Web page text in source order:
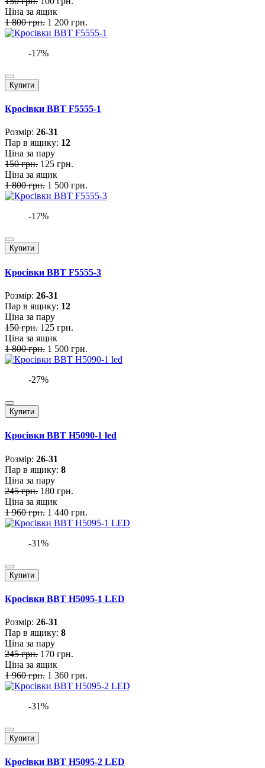
Ціна за ящик
1 800 грн. 1 200 грн.
-17%
Купити
Кросівки BBT F5555-1
Розмiр: 26-31
Пар в ящику: 12
Ціна за пару
150 грн. 125 грн.
Ціна за ящик
1 800 грн. 1 500 грн.
-17%
Купити
Кросівки BBT F5555-3
Розмiр: 26-31
Пар в ящику: 12
Ціна за пару
150 грн. 125 грн.
Ціна за ящик
1 800 грн. 1 500 грн.
-27%
Купити
Кросівки BBT H5090-1 led
Розмiр: 26-31
Пар в ящику: 8
Ціна за пару
245 грн. 180 грн.
Ціна за ящик
1 960 грн. 1 440 грн.
-31%
Купити
Кросівки BBT H5095-1 LED
Розмiр: 26-31
Пар в ящику: 8
Ціна за пару
245 грн. 170 грн.
Ціна за ящик
1 960 грн. 1 360 грн.
-31%
Купити
Кросівки BBT H5095-2 LED